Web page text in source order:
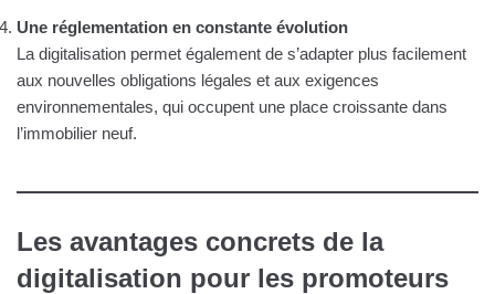
Une réglementation en constante évolution
La digitalisation permet également de s’adapter plus facilement
aux nouvelles obligations légales et aux exigences
environnementales, qui occupent une place croissante dans
l’immobilier neuf.
Les avantages concrets de la
digitalisation pour les promoteurs